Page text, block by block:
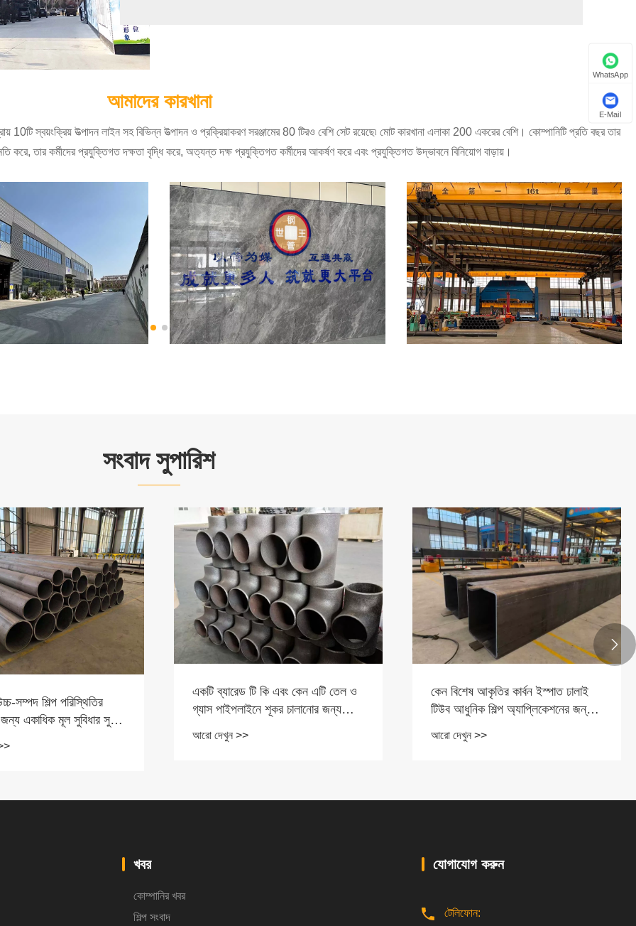
আমাদের কারখানা
10টি স্বয়ংক্রিয় উত্পাদন লাইন সহ বিভিন্ন উত্পাদন ও প্রক্রিয়াকরণ সরঞ্জামের 80 টিরও বেশি সেট রয়েছে৷ মোট কারখানা এলাকা 200 একরের বেশি। কোম্পানিটি প্রতি বছর তার
করে, তার কর্মীদের প্রযুক্তিগত দক্ষতা বৃদ্ধি করে, অত্যন্ত দক্ষ প্রযুক্তিগত কর্মীদের আকর্ষণ করে এবং প্রযুক্তিগত উদ্ভাবনে বিনিয়োগ বাড়ায়।
সংবাদ সুপারিশ
সম্পদ শিল্প পরিস্থিতির
একাধিক মূল সুবিধার সুবিধা
একটি ব্যারেড টি কি এবং কেন এটি তেল ও
গ্যাস পাইপলাইনে শূকর চালানোর জন্য
আরো দেখুন >>
কেন বিশেষ আকৃতির কার্বন ইস্পাত ঢালাই
টিউব আধুনিক শিল্প অ্যাপ্লিকেশনের জন্য
আরো দেখুন >>

খবর
কোম্পানির খবর
শিল্প সংবাদ
যোগাযোগ করুন
টেলিফোন:
WhatsApp
E-Mail